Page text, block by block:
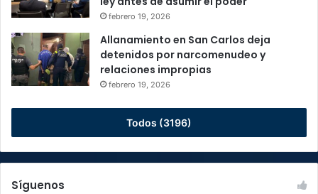
febrero 19, 2026
Allanamiento en San Carlos deja
detenidos por narcomenudeo y
relaciones impropias
febrero 19, 2026
Todos (3196)
Síguenos